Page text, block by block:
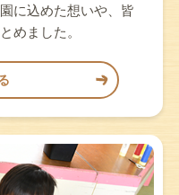
に込めた想いや、皆
めました。